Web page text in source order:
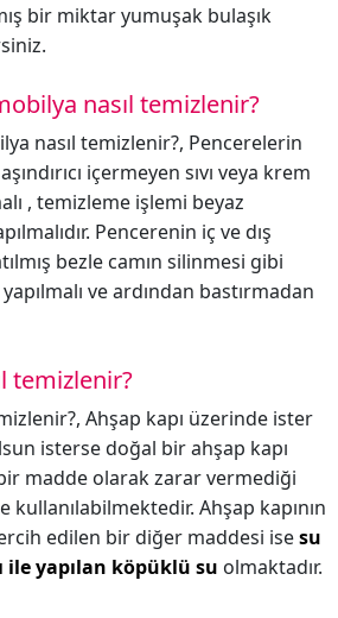
bir miktar yumuşak bulaşık
nasıl temizlenir?
nasıl temizlenir?, Pencerelerin
içermeyen sıvı veya krem
, temizleme işlemi beyaz
Pencerenin iç ve dış
bezle camın silinmesi gibi
ve ardından bastırmadan
temizlenir?
Ahşap kapı üzerinde ister
isterse doğal bir ahşap kapı
madde olarak zarar vermediği
kullanılabilmektedir. Ahşap kapının
edilen bir diğer maddesi isesu
ile yapılan köpüklü su olmaktadır.